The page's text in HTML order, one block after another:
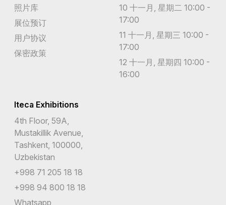
照片库
展位预订
用户协议
保密政策
10 十一月, 星期二 10:00 -
17:00
11 十一月, 星期三 10:00 -
17:00
12 十一月, 星期四 10:00 -
16:00
Iteca Exhibitions
4th Floor, 59A,
Mustakillik Avenue,
Tashkent, 100000,
Uzbekistan
+998 71 205 18 18
+998 94 800 18 18
Whatsapp